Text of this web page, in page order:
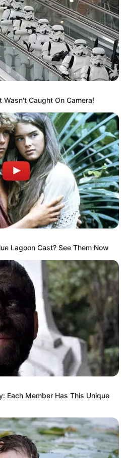
ΔΕΝ ΘΑ ΤΟΥΣ
ΘΑ ΤΟΥΣ
ΤΟΥΣ
ΨΥΧΕΣ. ΜΟΝΟ ΣΕ
ΔΙΑΒΑΖΟΝΤΑΣ ΤΟ ΘΑ
ΠΟΥ...
ΑΡΈΣΕΙ
Wasn't Caught On Camera!
Lagoon Cast? See Them Now
Each Member Has This Unique